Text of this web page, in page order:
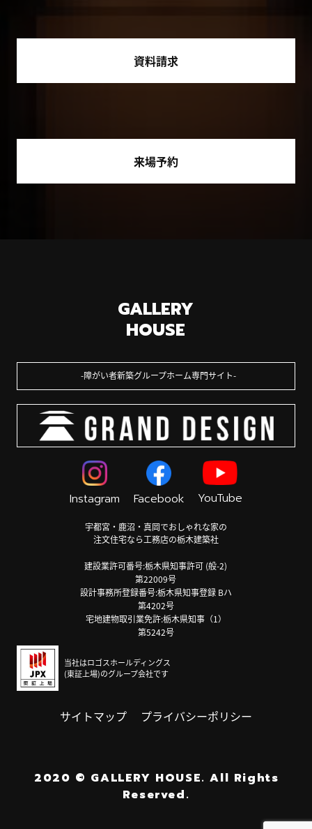
資料請求
来場予約
GALLERY
HOUSE
障がい者新築グループホーム専門サイト
Instagram Facebook YouTube
宇都宮・鹿沼・真岡でおしゃれな家の
注文住宅なら工務店の栃木建築社
建設業許可番号:栃木県知事許可 (般-2)
第22009号
設計事務所登録番号:栃木県知事登録 Bハ
第4202号
宅地建物取引業免許:栃木県知事（1）
第5242号
当社はロゴスホールディングス
(東証上場)のグループ会社です
サイトマップ プライバシーポリシー
2020 © GALLERY HOUSE. All Rights
Reserved.